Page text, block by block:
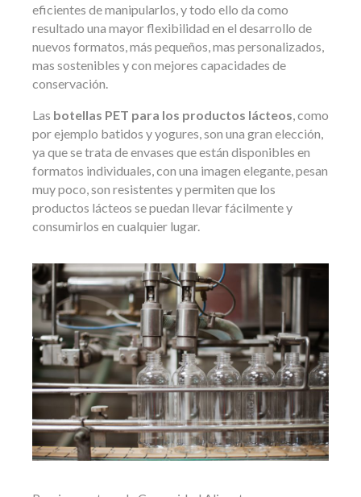
eficientes de manipularlos, y todo ello da como
resultado una mayor flexibilidad en el desarrollo de
nuevos formatos, más pequeños, mas personalizados,
mas sostenibles y con mejores capacidades de
conservación.
Las botellas PET para los productos lácteos, como
por ejemplo batidos y yogures, son una gran elección,
ya que se trata de envases que están disponibles en
formatos individuales, con una imagen elegante, pesan
muy poco, son resistentes y permiten que los
productos lácteos se puedan llevar fácilmente y
consumirlos en cualquier lugar.